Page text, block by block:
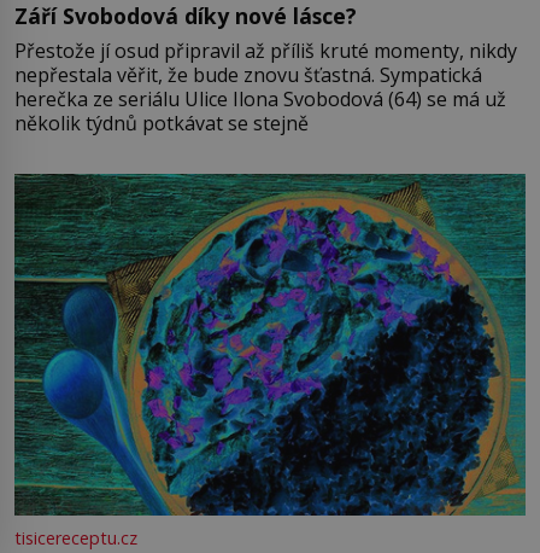
Září Svobodová díky nové lásce?
Přestože jí osud připravil až příliš kruté momenty, nikdy
nepřestala věřit, že bude znovu šťastná. Sympatická
herečka ze seriálu Ulice Ilona Svobodová (64) se má už
několik týdnů potkávat se stejně
tisicereceptu.cz